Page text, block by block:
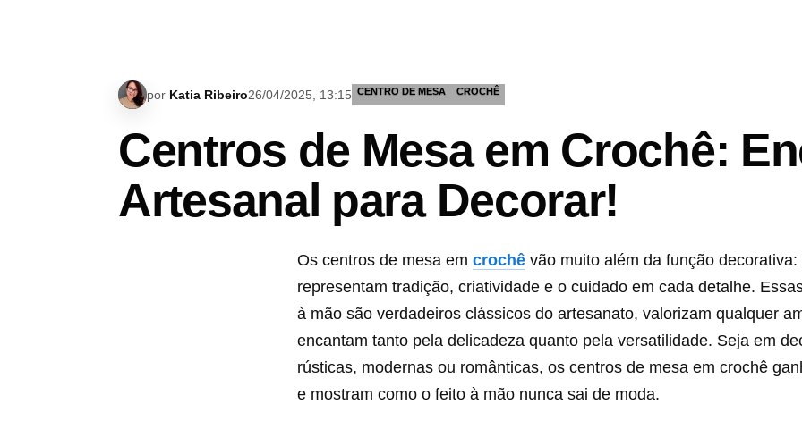
por Katia Ribeiro26/04/2025, 13:15 CENTRO DE MESA CROCHÊ
Centros de Mesa em Crochê:
Artesanal para Decorar!
Os centros de mesa em crochê vão muito além da função decorativa:
representam tradição, criatividade e o cuidado em cada detalhe.
à mão são verdadeiros clássicos do artesanato, valorizam qualquer
encantam tanto pela delicadeza quanto pela versatilidade. Seja em
rústicas, modernas ou românticas, os centros de mesa em crochê
e mostram como o feito à mão nunca sai de moda.